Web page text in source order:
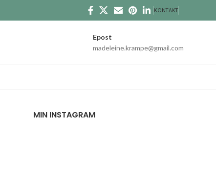
KONTAKT
Epost
madeleine.krampe@gmail.com
MIN INSTAGRAM